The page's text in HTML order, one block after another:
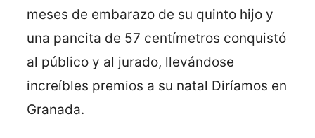
meses de embarazo de su quinto hijo y
una pancita de 57 centímetros conquistó
al público y al jurado, llevándose
increíbles premios a su natal Diríamos en
Granada.